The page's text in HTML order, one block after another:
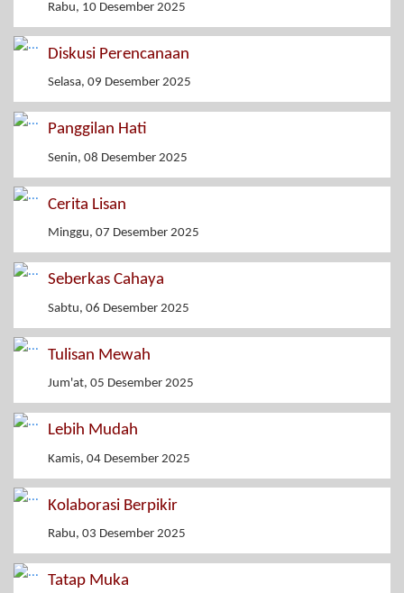
Rabu, 10 Desember 2025
Diskusi Perencanaan
Selasa, 09 Desember 2025
Panggilan Hati
Senin, 08 Desember 2025
Cerita Lisan
Minggu, 07 Desember 2025
Seberkas Cahaya
Sabtu, 06 Desember 2025
Tulisan Mewah
Jum'at, 05 Desember 2025
Lebih Mudah
Kamis, 04 Desember 2025
Kolaborasi Berpikir
Rabu, 03 Desember 2025
Tatap Muka